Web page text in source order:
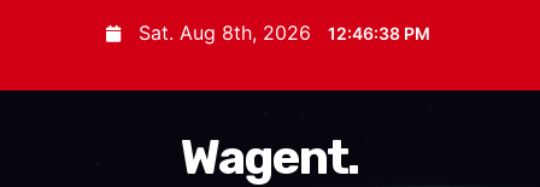
Sat. Aug 8th, 2026 12:46:40 PM
Wagent.